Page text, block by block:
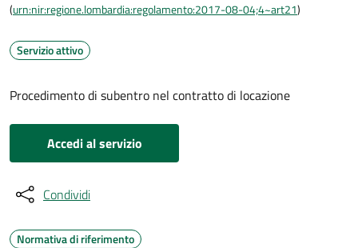
(urn:nir:regione.lombardia:regolamento:2017-08-04;4~art21)
Servizio attivo
Procedimento di subentro nel contratto di locazione
Accedi al servizio
Condividi
Normativa di riferimento